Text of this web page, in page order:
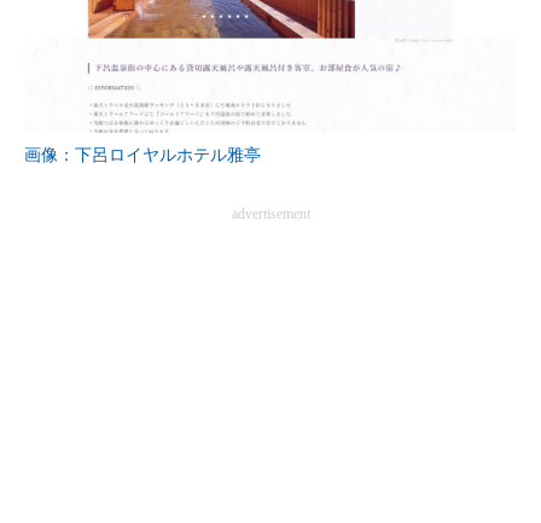
ビジネスと働き方のヒント
AI活用のいまが分かる
画像：下呂ロイヤルホテル雅亭
advertisement